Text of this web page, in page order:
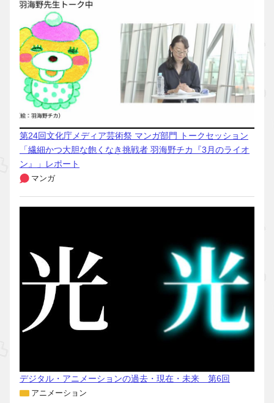
第24回文化庁メディア芸術祭 マンガ部門 トークセッション
「繊細かつ大胆な飽くなき挑戦者 羽海野チカ『3月のライオ
ン』」レポート
マンガ
デジタル・アニメーションの過去・現在・未来 第6回
アニメーション